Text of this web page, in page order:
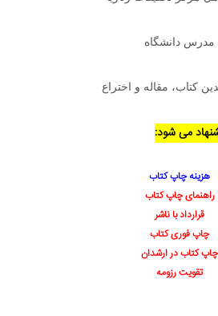
مدرس دانشگاه
کتاب، مقاله و اختراع
می شود:
هزینه چاپ کتاب
راهنمای چاپ کتاب
قرارداد با ناشر
چاپ فوری کتاب
چاپ کتاب در ارشدان
تقویت رزومه